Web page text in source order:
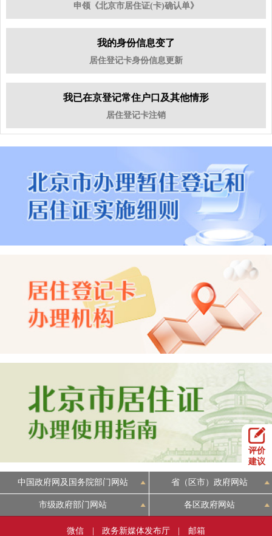
申领《北京市居住证(卡)确认单》
我的身份信息变了
居住登记卡身份信息更新
我已在京登记常住户口及其他情形
居住登记卡注销
评价
建议
中国政府网及国务院部门网站 省（区市）政府网站
市级政府部门网站 各区政府网站
微信 政务新媒体发布厅 邮箱